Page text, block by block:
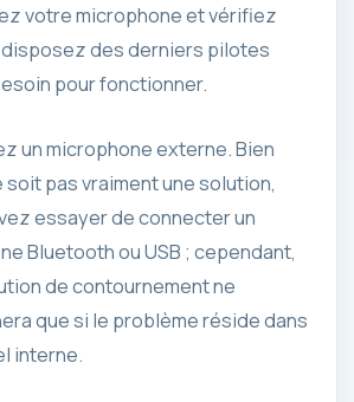
votre microphone et vérifiez
des derniers pilotes
pour fonctionner.
un microphone externe. Bien
soit pas vraiment une solution,
essayer de connecter un
Bluetooth ou USB ; cependant,
de contournement ne
que si le problème réside dans
interne.